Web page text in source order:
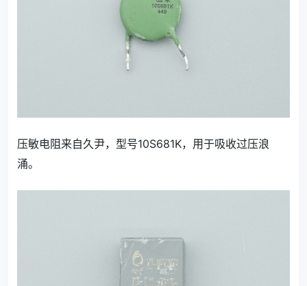
压敏电阻来自久尹，型号10S681K，用于吸收过压浪
涌。